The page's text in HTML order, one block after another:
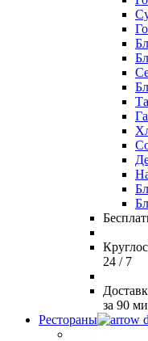
24 / 7
за 90
Рестораны